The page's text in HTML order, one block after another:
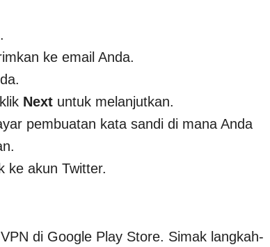
.
ke email Anda.
Next untuk melanjutkan.
pembuatan kata sandi di mana Anda
ke akun Twitter.
di Google Play Store. Simak langkah-